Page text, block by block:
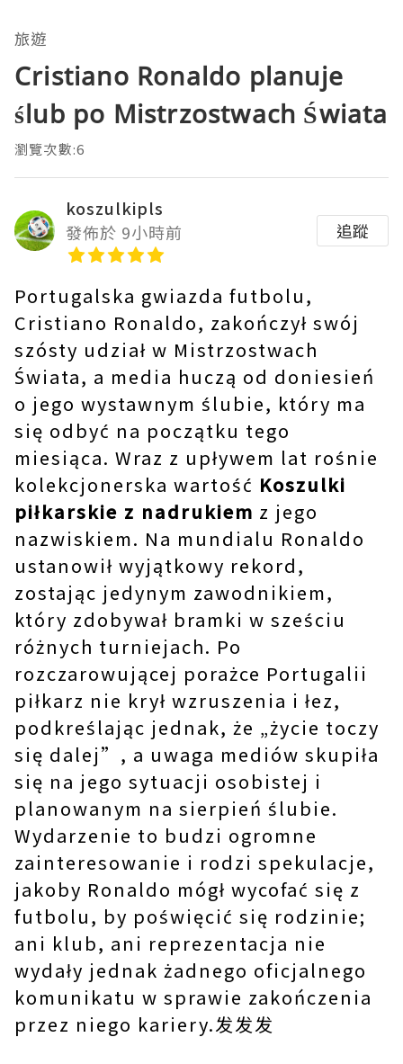
旅遊
Cristiano Ronaldo planuje
ślub po Mistrzostwach Świata
瀏覽次數:6
koszulkipls
發佈於 9小時前
追蹤
Portugalska gwiazda futbolu,
Cristiano Ronaldo, zakończył swój
szósty udział w Mistrzostwach
Świata, a media huczą od doniesień
o jego wystawnym ślubie, który ma
się odbyć na początku tego
miesiąca. Wraz z upływem lat rośnie
kolekcjonerska wartość Koszulki
piłkarskie z nadrukiem z jego
nazwiskiem. Na mundialu Ronaldo
ustanowił wyjątkowy rekord,
zostając jedynym zawodnikiem,
który zdobywał bramki w sześciu
różnych turniejach. Po
rozczarowującej porażce Portugalii
piłkarz nie krył wzruszenia i łez,
podkreślając jednak, że „życie toczy
się dalej”, a uwaga mediów skupiła
się na jego sytuacji osobistej i
planowanym na sierpień ślubie.
Wydarzenie to budzi ogromne
zainteresowanie i rodzi spekulacje,
jakoby Ronaldo mógł wycofać się z
futbolu, by poświęcić się rodzinie;
ani klub, ani reprezentacja nie
wydały jednak żadnego oficjalnego
komunikatu w sprawie zakończenia
przez niego kariery.发发发